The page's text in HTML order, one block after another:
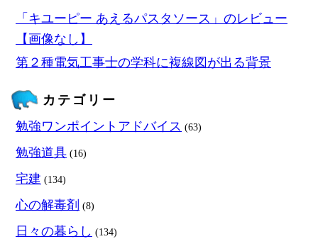
「キユーピー あえるパスタソース」のレビュー
【画像なし】
第２種電気工事士の学科に複線図が出る背景
カテゴリー
勉強ワンポイントアドバイス (63)
勉強道具 (16)
宅建 (134)
心の解毒剤 (8)
日々の暮らし (134)